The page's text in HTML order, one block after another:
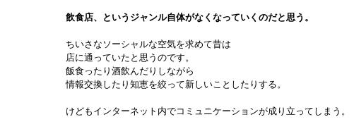
飲食店、というジャンル自体がなくなっていくのだと思う。
ちいさなソーシャルな空気を求めて昔は
店に通っていたと思うのです。
飯食ったり酒飲んだりしながら
情報交換したり知恵を絞って新しいことしたりする。
けどもインターネット内でコミュニケーションが成り立ってしまう。